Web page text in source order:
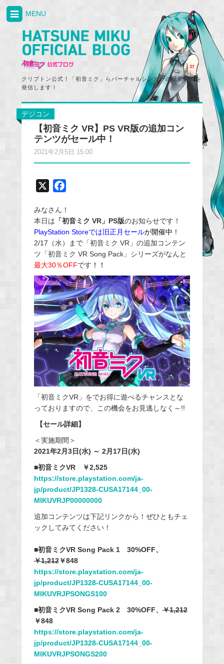
クリプトン公式！「初音ミク」らバーチャルシンガーの最新情報を
発信します！
MENU
デジコン
【初音ミク VR】PS VR版の追加コン
テンツがセール中！
2021年2月5日 15:00
c
e
o
o
k
みなさん！
本日は 「初音ミク VR」PS版のお知らせです！
PlayStation Storeでは旧正月セールが開催中 ！
2/17（水）まで「初音ミク VR」の追加コンテン
ツ「初音ミク VR Song Pack」シリーズがなんと
最大30％OFFです ！！
「初音ミクVR」をでお得に遊べるチャンスとな
っておりますので、この機会をお見逃しなく～!!
【セール詳細】
＜実施期間＞
2021年2月3日(水) ～ 2月17日(水)
■初音ミクVR ￥2,525
https://store.playstation.com/ja-
jp/product/JP1328-CUSA17144_00-
MIKUVRJP00000000
追加コンテンツは下記リンクから！ぜひともチェ
ックしてみてください！
■初音ミクVR Song Pack 1 30%OFF、
￥1,212￥848
https://store.playstation.com/ja-
jp/product/JP1328-CUSA17144_00-
MIKUVRJPSONGS100
■初音ミクVR Song Pack 2 30%OFF、￥1,212
￥848
https://store.playstation.com/ja-
jp/product/JP1328-CUSA17144_00-
MIKUVRJPSONGS200